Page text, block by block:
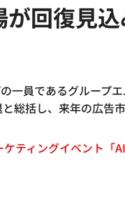
回復見
一員であるグループ
総括し、来年の広
ティングイベント「